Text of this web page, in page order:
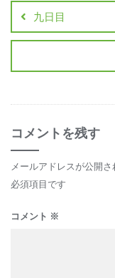
九日目
コメントを残す
メールアドレスが公開さ
必須項目です
コメント ※